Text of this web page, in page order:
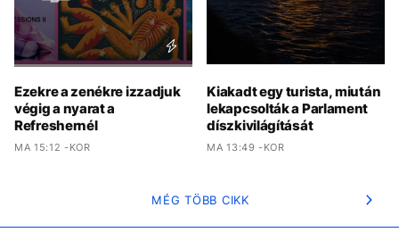
Ezekre a zenékre izzadjuk
végig a nyarat a
Refreshernél
MA 15:12 -KOR
Kiakadt egy turista, miután
lekapcsolták a Parlament
díszkivilágítását
MA 13:49 -KOR
MÉG TÖBB CIKK